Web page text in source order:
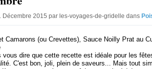
Décembre 2015 par les-voyages-de-gridelle dans
vous dire que cette recette est idéale pour les
C'est bon, joli, plein de saveurs... Mais tout